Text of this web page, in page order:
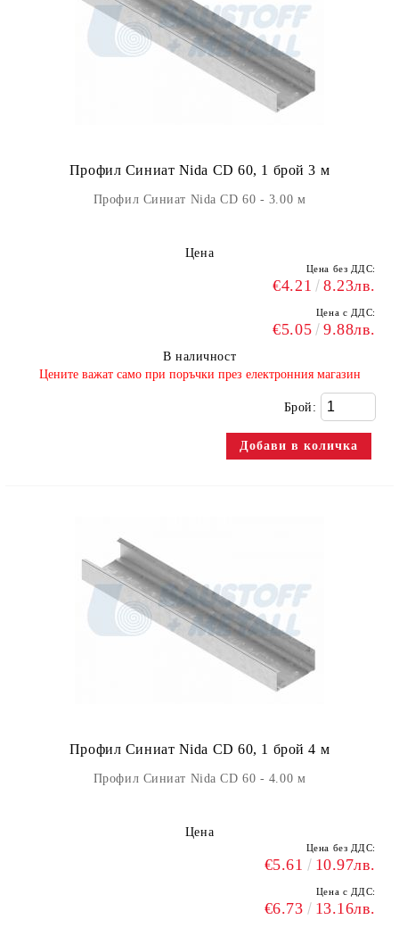
Профил Синиат Nida CD 60, 1 брой 3 м
Профил Синиат Nida CD 60 - 3.00 м
Цена
Цена без ДДС:
€4.21 8.23лв.
Цена с ДДС:
€5.05 9.88лв.
В наличност
​Цените важат само при поръчки през електронния магазин
Брой:
Профил Синиат Nida CD 60, 1 брой 4 м
Профил Синиат Nida CD 60 - 4.00 м
Цена
Цена без ДДС:
€5.61 10.97лв.
Цена с ДДС:
€6.73 13.16лв.